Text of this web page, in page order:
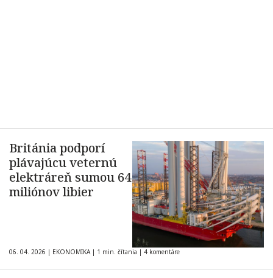
Británia podporí
plávajúcu veternú
elektráreň sumou 64
miliónov libier
06. 04. 2026 | EKONOMIKA | 1 min. čítania | 4 komentáre